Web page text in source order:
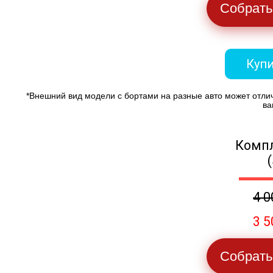
*Внешний вид модели с бортами на разные авто может
4
3